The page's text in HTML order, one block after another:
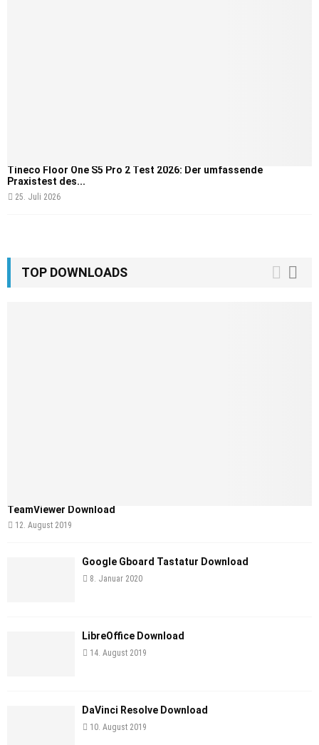
Tineco Floor One S5 Pro 2 Test 2026: Der umfassende
Praxistest des...
25. Juli 2026
TOP DOWNLOADS
TeamViewer Download
12. August 2019
Google Gboard Tastatur Download
8. Januar 2020
LibreOffice Download
14. August 2019
DaVinci Resolve Download
10. August 2019